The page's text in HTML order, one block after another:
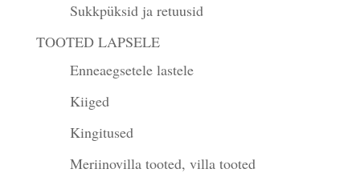
Sukkpüksid ja retuusid
TOOTED LAPSELE
Enneaegsetele lastele
Kiiged
Kingitused
Meriinovilla tooted, villa tooted